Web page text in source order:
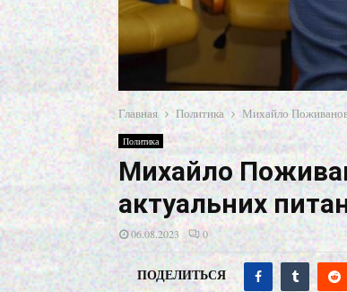
Главная Политика Михайло
Политика
Михайло
актуальних
06.08.2023 0
ПОДЕЛИТЬСЯ